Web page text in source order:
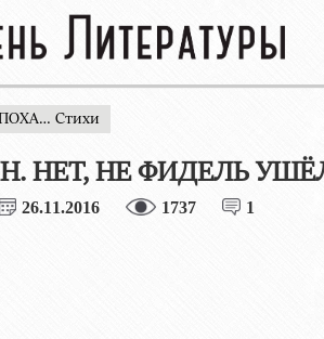
Стихи
НЕТ, НЕ ФИДЕЛЬ
26.11.2016 1737 1